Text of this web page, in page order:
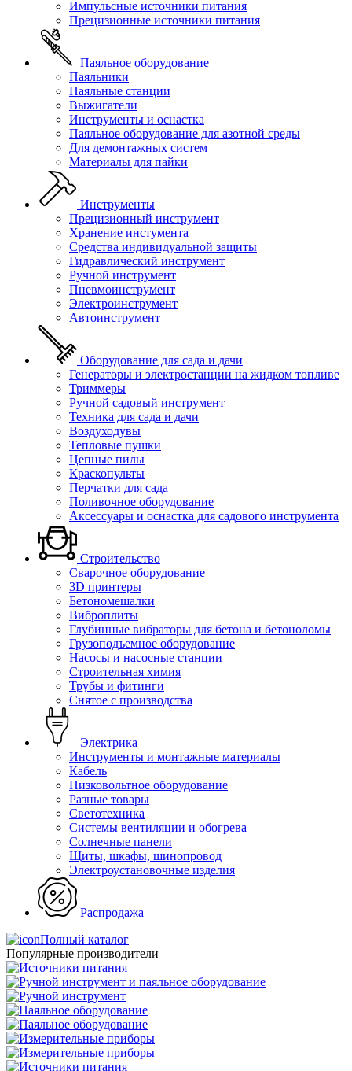
Импульсные источники питания
Прецизионные источники питания
Паяльное оборудование
Паяльники
Паяльные станции
Выжигатели
Инструменты и оснастка
Паяльное оборудование для азотной среды
Для демонтажных систем
Материалы для пайки
Инструменты
Прецизионный инструмент
Хранение инстумента
Средства индивидуальной защиты
Гидравлический инструмент
Ручной инструмент
Пневмоинструмент
Электроинструмент
Автоинструмент
Оборудование для сада и дачи
Генераторы и электростанции на жидком топливе
Триммеры
Ручной садовый инструмент
Техника для сада и дачи
Воздуходувы
Тепловые пушки
Цепные пилы
Краскопульты
Перчатки для сада
Поливочное оборудование
Аксессуары и оснастка для садового инструмента
Строительство
Сварочное оборудование
3D принтеры
Бетономешалки
Виброплиты
Глубинные вибраторы для бетона и бетоноломы
Грузоподъемное оборудование
Насосы и насосные станции
Строительная химия
Трубы и фитинги
Снятое с производства
Электрика
Инструменты и монтажные материалы
Кабель
Низковольтное оборудование
Разные товары
Светотехника
Системы вентиляции и обогрева
Солнечные панели
Щиты, шкафы, шинопровод
Электроустановочные изделия
Распродажа
Полный каталог
Популярные производители